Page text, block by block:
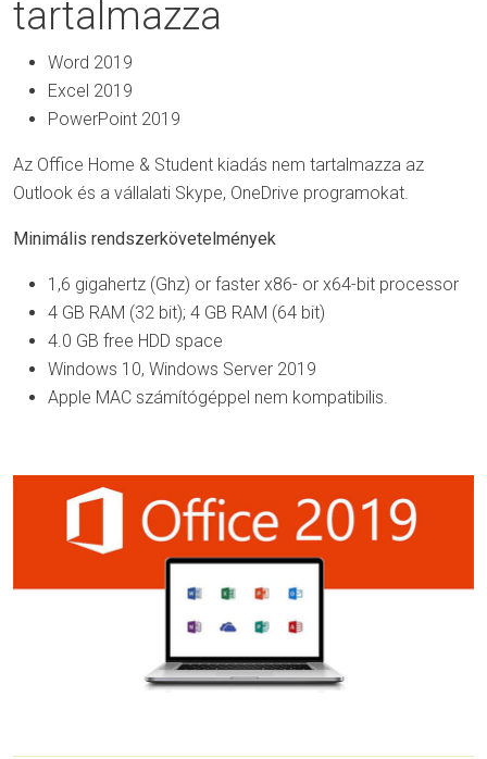
tartalmazza
Word 2019
Excel 2019
PowerPoint 2019
Az Office Home & Student kiadás nem tartalmazza az
Outlook és a vállalati Skype, OneDrive programokat.
Minimális rendszerkövetelmények
1,6 gigahertz (Ghz) ​​or faster x86- or x64-bit processor
4 GB RAM (32 bit); 4 GB RAM (64 bit)
4.0 GB free HDD space
Windows 10, Windows Server 2019
Apple MAC számítógéppel nem kompatibilis.